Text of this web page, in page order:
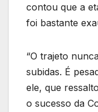
contou que a
foi bastante
“O trajeto
subidas. É
ele, que
o sucesso da